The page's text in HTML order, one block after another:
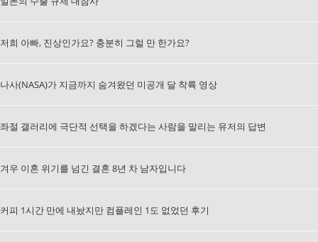
저희 아빠, 진상인가요? 충분히 그럴 만 한가요?
나사(NASA)가 지금까지 숨겨왔던 미공개 달 착륙 영상
좌절 갤러리에 극단적 선택을 하겠다는 사람을 말리는 유저의 답변
겨우 이혼 위기를 넘긴 결혼 8년 차 남자입니다
커피 1시간 만에 내놨지만 컴플레인 1도 없었던 후기